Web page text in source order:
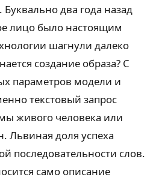
Буквально два года назад
лицо было настоящим
шагнули далеко
создание образа? С
параметров модели и
текстовый запрос
живого человека или
Львиная доля успеха
последовательности слов.
само описание